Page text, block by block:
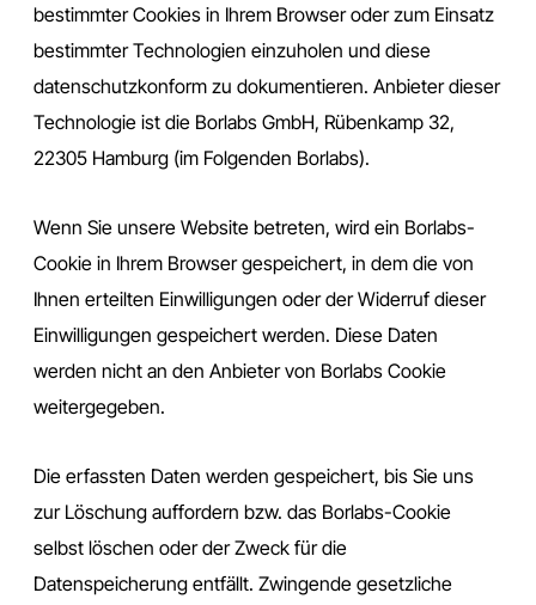
bestimmter Cookies in Ihrem Browser oder zum Einsatz
bestimmter Technologien einzuholen und diese
datenschutzkonform zu dokumentieren. Anbieter dieser
Technologie ist die Borlabs GmbH, Rübenkamp 32,
22305 Hamburg (im Folgenden Borlabs).
Wenn Sie unsere Website betreten, wird ein Borlabs-
Cookie in Ihrem Browser gespeichert, in dem die von
Ihnen erteilten Einwilligungen oder der Widerruf dieser
Einwilligungen gespeichert werden. Diese Daten
werden nicht an den Anbieter von Borlabs Cookie
weitergegeben.
Die erfassten Daten werden gespeichert, bis Sie uns
zur Löschung auffordern bzw. das Borlabs-Cookie
selbst löschen oder der Zweck für die
Datenspeicherung entfällt. Zwingende gesetzliche